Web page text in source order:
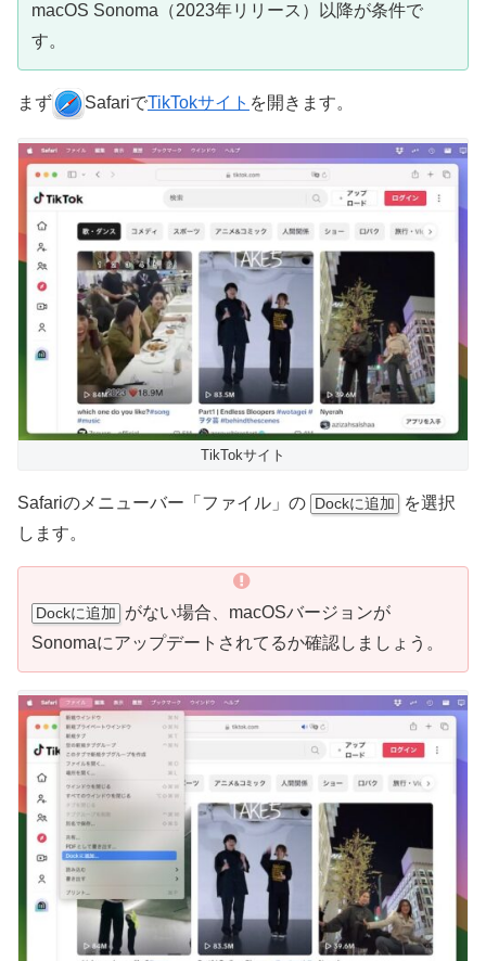
macOS Sonoma（2023年リリース）以降が条件で
す。
まず SafariでTikTokサイト を開きます。
TikTokサイト
Safariのメニューバー「ファイル」の Dockに追加
を選択
します。
Dockに追加
がない場合、macOSバージョンが
Sonomaにアップデートされてるか確認しましょう。